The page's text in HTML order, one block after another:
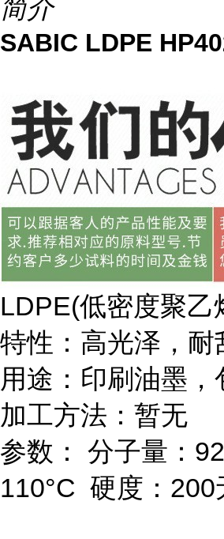
简介
SABIC LDPE
LDPE(低密度聚乙
特性：高光泽，耐
用途：印刷油墨
加工方法：暂无
参数：
分子量：
110°C 硬度： 200